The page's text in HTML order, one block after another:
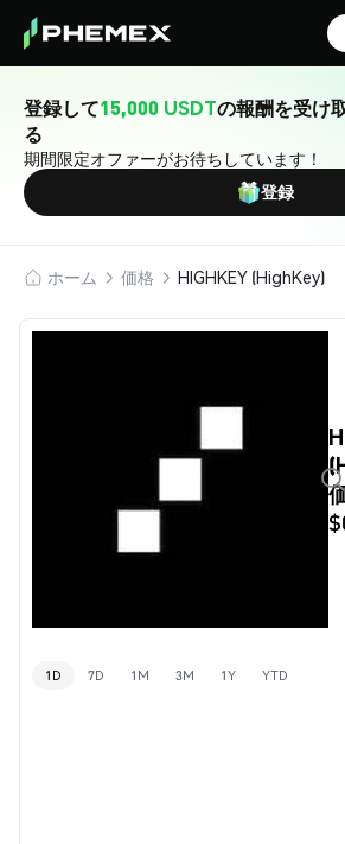
登録して15,000 USDTの報酬を受け
る
期間限定オファーがお待ちしています！
登録
ホーム 価格 HIGHKEY (HighKey)
1D 7D 1M 3M 1Y YTD